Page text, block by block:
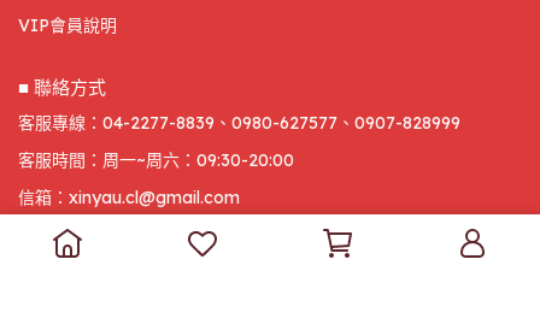
VIP會員說明
■ 聯絡方式
客服專線：04-2277-8839、0980-627577、0907-828999
客服時間：周一~周六：09:30-20:00
信箱：xinyau.cl@gmail.com
地址：台中市太平區中興東路332號